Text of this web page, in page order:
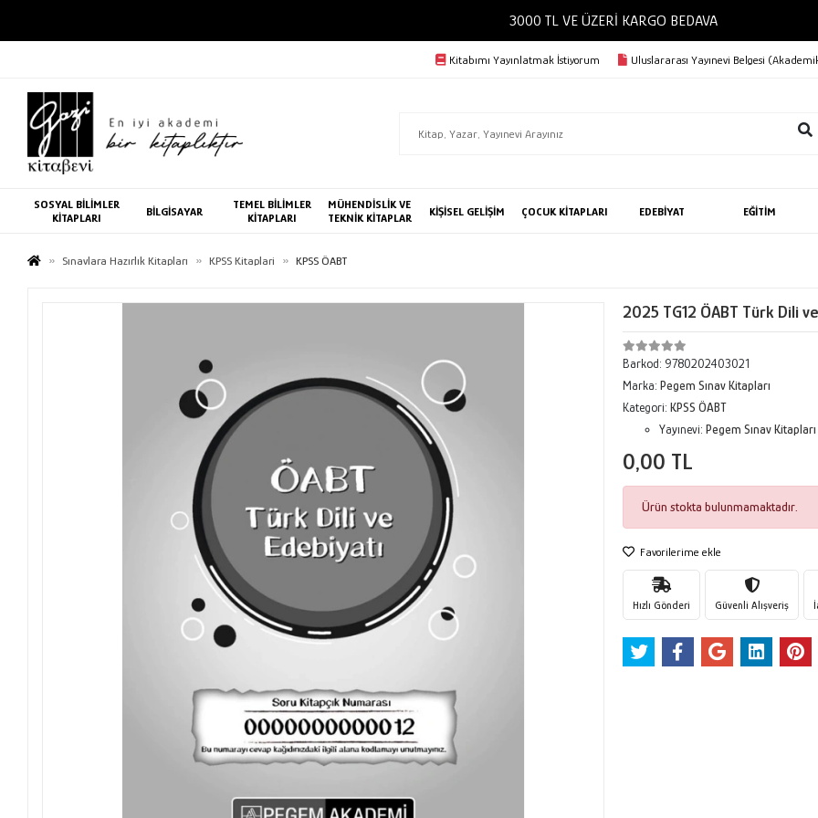
3000 TL VE ÜZERİ KARGO BEDAVA
Kitabımı Yayınlatmak İstiyorum Uluslararası Yayınevi Belgesi
SOSYAL BİLİMLER
KİTAPLARI
BİLGİSAYAR
TEMEL BİLİMLER
KİTAPLARI
MÜHENDİSLİK VE
TEKNİK KİTAPLAR
KİŞİSEL GELİŞİM ÇOCUK KİTAPLARI EDEBİYAT EĞİTİM
Sınavlara Hazırlık Kitapları KPSS Kitaplari KPSS ÖABT
2025 TG12 ÖABT Türk Dili
Barkod: 9780202403021
Marka: Pegem Sınav Kitapları
Kategori: KPSS ÖABT
Yayınevi: Pegem Sınav Kitapları
0,00 TL
Ürün stokta bulunmamaktadır.
Favorilerime ekle
Hızlı Gönderi Güvenli Alışveriş